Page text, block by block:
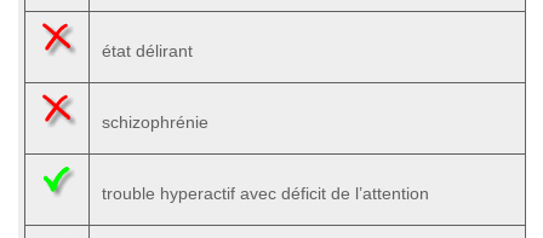
état délirant
schizophrénie
trouble hyperactif avec déficit de l’attention